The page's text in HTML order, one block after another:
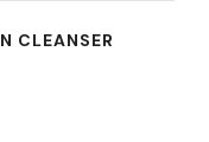
CLEANSER